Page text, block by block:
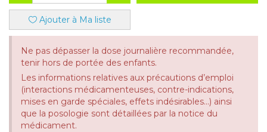
Ajouter à Ma liste
Ne pas dépasser la dose journalière recommandée,
tenir hors de portée des enfants.
Les informations relatives aux précautions d’emploi
(interactions médicamenteuses, contre-indications,
mises en garde spéciales, effets indésirables...) ainsi
que la posologie sont détaillées par la notice du
médicament.